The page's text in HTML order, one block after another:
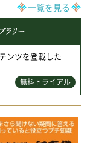
一覧を見る
ンツを登載した
無料トライアル